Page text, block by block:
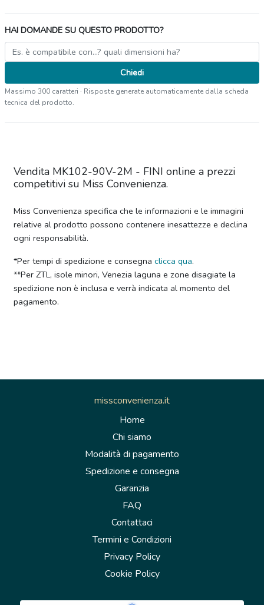
HAI DOMANDE SU QUESTO PRODOTTO?
Chiedi
Massimo 300 caratteri · Risposte generate automaticamente dalla scheda
tecnica del prodotto.
Vendita MK102-90V-2M - FINI online a prezzi
competitivi su Miss Convenienza.
Miss Convenienza specifica che le informazioni e le immagini
relative al prodotto possono contenere inesattezze e declina
ogni responsabilità.
*Per tempi di spedizione e consegna clicca qua.
**Per ZTL, isole minori, Venezia laguna e zone disagiate la
spedizione non è inclusa e verrà indicata al momento del
pagamento.
missconvenienza.it
Home
Chi siamo
Modalità di pagamento
Spedizione e consegna
Garanzia
FAQ
Contattaci
Termini e Condizioni
Privacy Policy
Cookie Policy